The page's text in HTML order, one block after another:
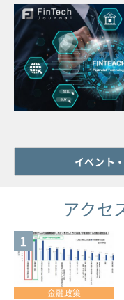
イベント
アクセ
1
金融政策